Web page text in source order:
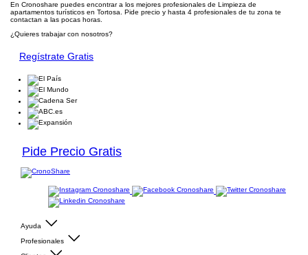
En Cronoshare puedes encontrar a los mejores profesionales de Limpieza de
apartamentos turísticos en Tortosa. Pide precio y hasta 4 profesionales de tu zona te
contactan a las pocas horas.
¿Quieres trabajar con nosotros?
Regístrate Gratis
Pide Precio Gratis
Ayuda
Profesionales